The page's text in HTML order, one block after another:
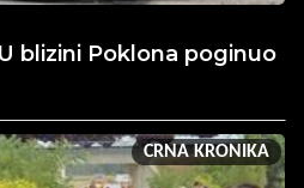
blizini Poklona poginuo
CRNA KRONIKA